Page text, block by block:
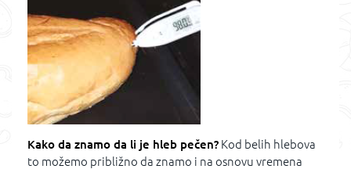
Kako da znamo da li je hleb pečen? Kod belih hlebova
to možemo približno da znamo i na osnovu vremena